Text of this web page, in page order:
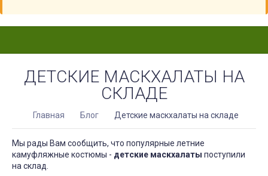
ДЕТСКИЕ МАСКХАЛАТЫ НА
СКЛАДЕ
Главная Блог Детские маскхалаты на складе
Мы рады Вам сообщить, что популярные летние
камуфляжные костюмы - детские маскхалаты поступили
на склад.